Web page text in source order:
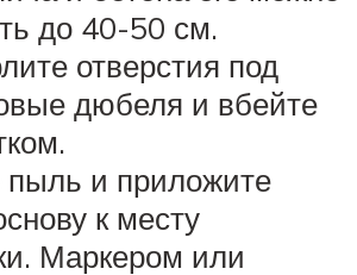
до 40-50 см.
отверстия под
дюбеля и вбейте
пыль и приложите
к месту
Маркером или